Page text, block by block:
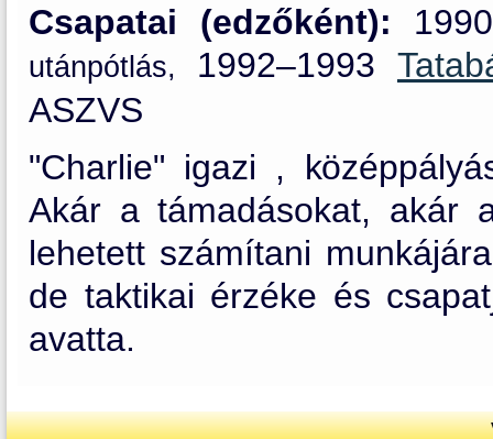
Csapatai (edzőként):
utánpótlás, 1992–1993
ASZVS
"Charlie" igazi ,
Akár a támadásokat, akár
lehetett számítani
de taktikai érzéke és
avatta.